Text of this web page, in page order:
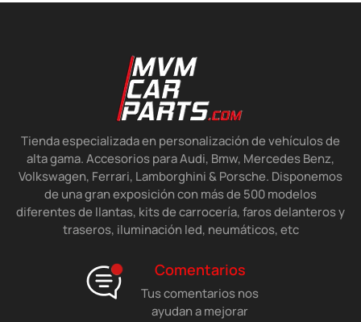
Tienda especializada en personalización de vehículos de
alta gama. Accesorios para Audi, Bmw, Mercedes Benz,
Volkswagen, Ferrari, Lamborghini & Porsche. Disponemos
de una gran exposición con más de 500 modelos
diferentes de llantas, kits de carrocería, faros delanteros y
traseros, iluminación led, neumáticos, etc
Comentarios
Tus comentarios nos
ayudan a mejorar